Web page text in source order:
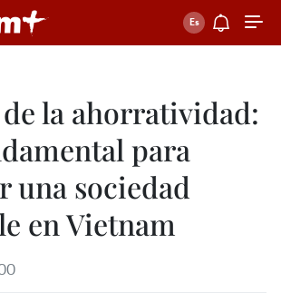
la ahorratividad:
para
una sociedad
en Vietnam